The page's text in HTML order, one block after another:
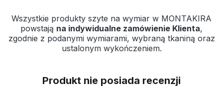
Wszystkie produkty szyte na wymiar w MONTAKIRA
powstają na indywidualne zamówienie Klienta,
zgodnie z podanymi wymiarami, wybraną tkaniną oraz
ustalonym wykończeniem.
Produkt nie posiada recenzji